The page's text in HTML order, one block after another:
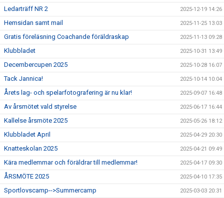
Ledarträff NR 2 2025-12-19 14:26
Hemsidan samt mail 2025-11-25 13:03
Gratis föreläsning Coachande föräldraskap 2025-11-13 09:28
Klubbladet 2025-10-31 13:49
Decembercupen 2025 2025-10-28 16:07
Tack Jannica! 2025-10-14 10:04
Årets lag- och spelarfotografering är nu klar! 2025-09-07 16:48
Av årsmötet vald styrelse 2025-06-17 16:44
Kallelse årsmöte 2025 2025-05-26 18:12
Klubbladet April 2025-04-29 20:30
Knatteskolan 2025 2025-04-21 09:49
Kära medlemmar och föräldrar till medlemmar! 2025-04-17 09:30
ÅRSMÖTE 2025 2025-04-10 17:35
Sportlovscamp-->Summercamp 2025-03-03 20:31